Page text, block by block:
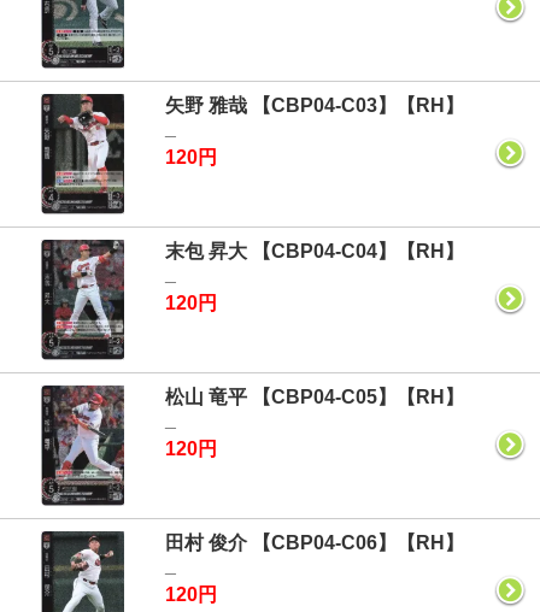
矢野 雅哉 【CBP04-C03】【RH】
120円
末包 昇大 【CBP04-C04】【RH】
120円
松山 竜平 【CBP04-C05】【RH】
120円
田村 俊介 【CBP04-C06】【RH】
120円